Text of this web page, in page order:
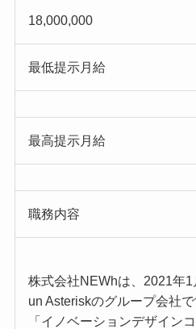
18,000,000
最低提示月給
最高提示月給
職務内容
株式会社NEWhは、2021年
un Asteriskのグループ会社で
「イノベーションデザイン